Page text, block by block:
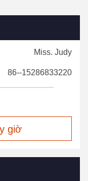
Miss. Judy
86--15286833220
giờ